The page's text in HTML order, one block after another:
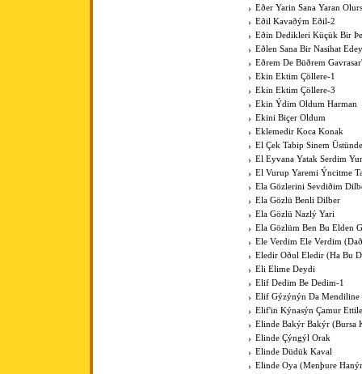
Eðer Yarin Sana Yaran
Eðil Kavaðým Eðil-2
Eðin Dedikleri Küçük Bir
Eðlen Sana Bir Nasihat
Eðrem De Büðrem
Ekin Ektim Çöllere-1
Ekin Ektim Çöllere-3
Ekin Ýdim Oldum Harman
Ekini Biçer Oldum
Eklemedir Koca Konak
El Çek Tabip Sinem
El Eyvana Yatak Serdim
El Vurup Yaremi Ýncitme
Ela Gözlerini Sevdiðim
Ela Gözlü Benli Dilber
Ela Gözlü Nazlý Yari
Ela Gözlüm Ben Bu Elden
Ele Verdim Ele Verdim
Eledir Oðul Eledir (Ha Bu
Eli Elime Deydi
Elif Dedim Be Dedim-1
Elif Gýzýnýn Da Mendiline
Elif'in Kýnasýn Çamur
Elinde Bakýr Bakýr (Bursa
Elinde Çýngýl Orak
Elinde Düdük Kaval
Elinde Oya (Menþure